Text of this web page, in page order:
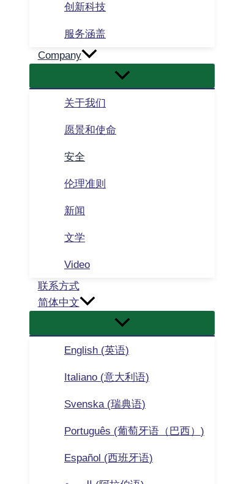
创新科技
服务涵盖
Company
关于我们
愿景和使命
安全
伦理准则
新闻
文学
Video
联系方式
简体中文
English (英语)
Italiano (意大利语)
Svenska (瑞典语)
Português (葡萄牙语（巴西） )
Español (西班牙语)